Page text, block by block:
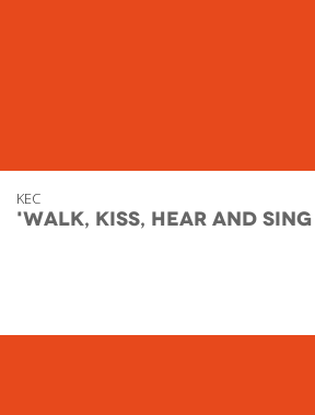
KEC
'Walk, Kiss, Hear and